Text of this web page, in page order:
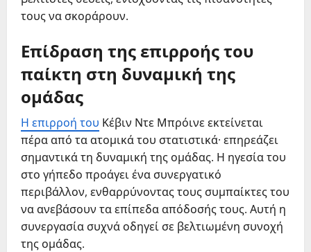
τους να σκοράρουν.
Επίδραση της επιρροής του
παίκτη στη δυναμική της
ομάδας
Η επιρροή του Κέβιν Ντε Μπρόινε εκτείνεται
πέρα από τα ατομικά του στατιστικά· επηρεάζει
σημαντικά τη δυναμική της ομάδας. Η ηγεσία του
στο γήπεδο προάγει ένα συνεργατικό
περιβάλλον, ενθαρρύνοντας τους συμπαίκτες του
να ανεβάσουν τα επίπεδα απόδοσής τους. Αυτή η
συνεργασία συχνά οδηγεί σε βελτιωμένη συνοχή
της ομάδας.